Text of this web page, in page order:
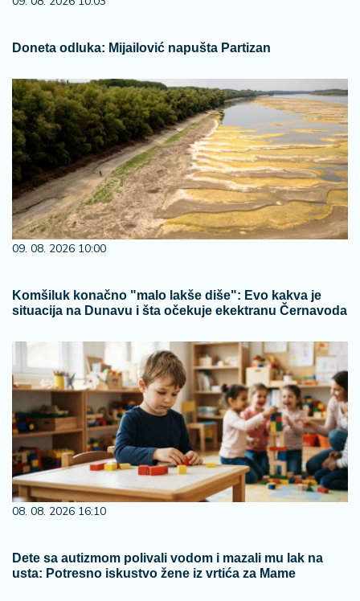
Doneta odluka: Mijailović napušta Partizan
09. 08. 2026 10:00
Komšiluk konačno "malo lakše diše": Evo kakva je
situacija na Dunavu i šta očekuje ekektranu Černavoda
08. 08. 2026 16:10
Dete sa autizmom polivali vodom i mazali mu lak na
usta: Potresno iskustvo žene iz vrtića za Mame